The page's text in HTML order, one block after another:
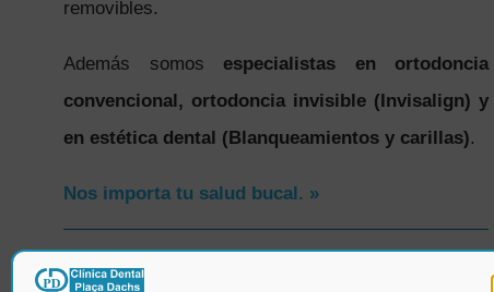
removibles.
Además somos especialistas en ortodoncia
convencional, ortodoncia invisible (Invisalign) y
en estética dental (Blanqueamientos y carillas).
Nos importa tu salud bucal. »